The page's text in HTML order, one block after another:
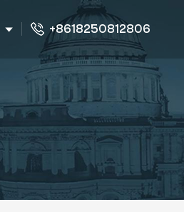
+8618250812806